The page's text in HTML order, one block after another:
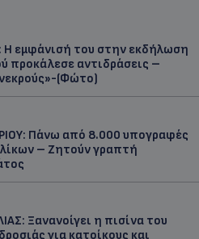
Η εμφάνισή του στην εκδήλωση
προκάλεσε αντιδράσεις –
(Φώτο)
Πάνω από 8.000 υπογραφές
– Ζητούν γραπτή
Ξανανοίγει η πισίνα του
για κατοίκους και